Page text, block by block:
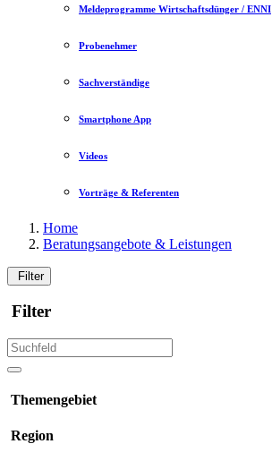
Meldeprogramme Wirtschaftsdünger / ENNI
Probenehmer
Sachverständige
Smartphone App
Videos
Vorträge & Referenten
Home
Beratungsangebote & Leistungen
Filter
Filter
Themengebiet
Region